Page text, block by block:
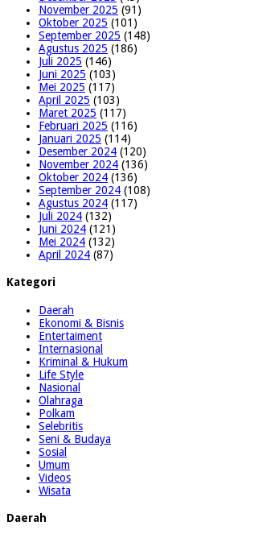
November 2025 (91)
Oktober 2025 (101)
September 2025 (148)
Agustus 2025 (186)
Juli 2025 (146)
Juni 2025 (103)
Mei 2025 (117)
April 2025 (103)
Maret 2025 (117)
Februari 2025 (116)
Januari 2025 (114)
Desember 2024 (120)
November 2024 (136)
Oktober 2024 (136)
September 2024 (108)
Agustus 2024 (117)
Juli 2024 (132)
Juni 2024 (121)
Mei 2024 (132)
April 2024 (87)
Kategori
Daerah
Ekonomi & Bisnis
Entertaiment
Internasional
Kriminal & Hukum
Life Style
Nasional
Olahraga
Polkam
Selebritis
Seni & Budaya
Sosial
Umum
Videos
Wisata
Daerah